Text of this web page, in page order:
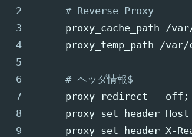
2
3
4
5
6
7
8
9
# Reverse Proxy
proxy_cache_path /
proxy_temp_path /
# ヘッダ情報$
    proxy_redirect   off
;